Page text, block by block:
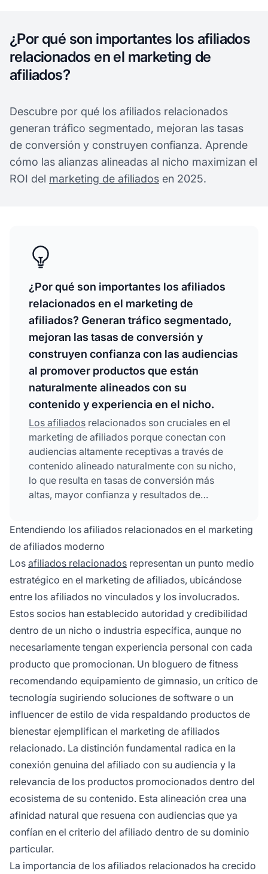
¿Por qué son importantes los afiliados
relacionados en el marketing de
afiliados?
Descubre por qué los afiliados relacionados
generan tráfico segmentado, mejoran las tasas
de conversión y construyen confianza. Aprende
cómo las alianzas alineadas al nicho maximizan el
ROI del marketing de afiliados en 2025.
¿Por qué son importantes los afiliados
relacionados en el marketing de
afiliados? Generan tráfico segmentado,
mejoran las tasas de conversión y
construyen confianza con las audiencias
al promover productos que están
naturalmente alineados con su
contenido y experiencia en el nicho.
Los afiliados relacionados son cruciales en el
marketing de afiliados porque conectan con
audiencias altamente receptivas a través de
contenido alineado naturalmente con su nicho,
lo que resulta en tasas de conversión más
altas, mayor confianza y resultados de
establecida y la coincidencia de su audiencia
con los consumidores objetivo crean
respaldos auténticos que generan tráfico
calificado y ventas.
Entendiendo los afiliados relacionados en el marketing
de afiliados moderno
Los afiliados relacionados representan un punto medio
estratégico en el marketing de afiliados, ubicándose
entre los afiliados no vinculados y los involucrados.
Estos socios han establecido autoridad y credibilidad
dentro de un nicho o industria específica, aunque no
necesariamente tengan experiencia personal con cada
producto que promocionan. Un bloguero de fitness
recomendando equipamiento de gimnasio, un crítico de
tecnología sugiriendo soluciones de software o un
influencer de estilo de vida respaldando productos de
bienestar ejemplifican el marketing de afiliados
relacionado. La distinción fundamental radica en la
conexión genuina del afiliado con su audiencia y la
relevancia de los productos promocionados dentro del
ecosistema de su contenido. Esta alineación crea una
afinidad natural que resuena con audiencias que ya
confían en el criterio del afiliado dentro de su dominio
particular.
La importancia de los afiliados relacionados ha crecido